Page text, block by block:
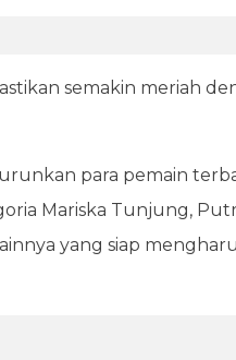
semakin meriah
para pemain
Mariska Tunjung,
lainnya yang siap